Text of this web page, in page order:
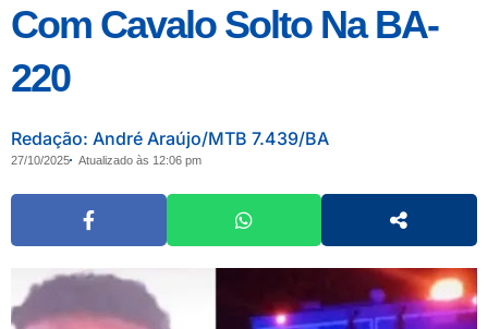
Com Cavalo Solto Na BA-
220
Redação: André Araújo/MTB 7.439/BA
27/10/2025 Atualizado às 12:06 pm